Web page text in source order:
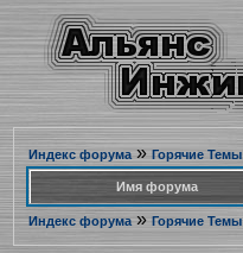
Индекс форума» Горячие Темы
Имя форума
Индекс форума» Горячие Темы